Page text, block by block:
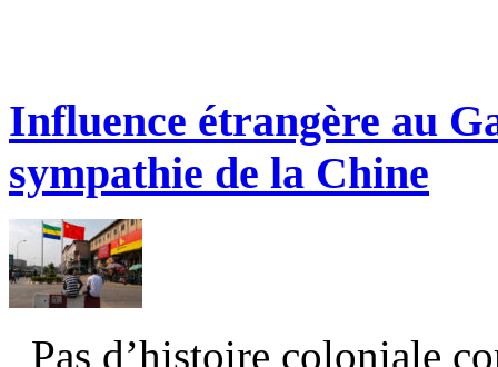
Influence étrangère au
sympathie de la Chine
Pas d’histoire coloniale